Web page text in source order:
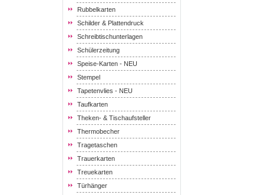
Rubbelkarten
Schilder & Plattendruck
Schreibtischunterlagen
Schülerzeitung
Speise-Karten - NEU
Stempel
Tapetenvlies - NEU
Taufkarten
Theken- & Tischaufsteller
Thermobecher
Tragetaschen
Trauerkarten
Treuekarten
Türhänger